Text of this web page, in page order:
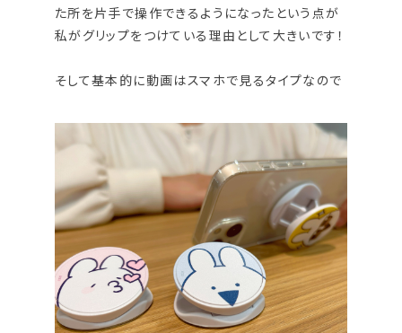
た所を片手で操作できるようになったという点が
私がグリップをつけている理由として大きいです！
そして基本的に動画はスマホで見るタイプなので